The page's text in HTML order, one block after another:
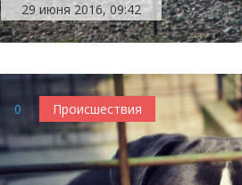
29 июня 2016, 09:42
0 Происшествия